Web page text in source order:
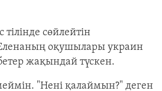
сөйлейтін
Еленаның оқушылары украин
жақындай түскен.
"Нені қалаймын?" деген